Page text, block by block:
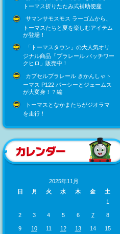
トーマス折りたたみ式補助便座
サマンサモスモス ラーゴムから、
トーマスたちと夏を楽しむアイテム
が登場！
「トーマスタウン」の大人気オリ
ジナル商品「プラレール パッチワー
クヒロ」販売中！
カプセルプラレール きかんしゃト
ーマス P122 パーシーとジェームス
が大変身！？編
トーマスとなかまたちがジオラマ
を走行！
2025年11月
日
月 火 水 木 金
土
1
2 3 4 5 6 7 8
9 10 11 12 13 14 15